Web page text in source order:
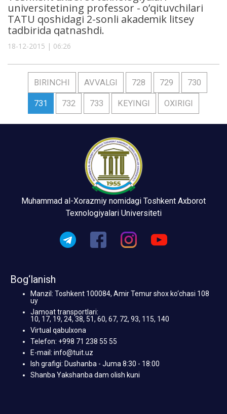
universitetining professor - o’qituvchilari
TATU qoshidagi 2-sonli akademik litsey
tadbirida qatnashdi.
18-12-2015 | 06:26
BIRINCHI AVVALGI 728 729 730
731 732 733 KEYINGI OXIRIGI
Muhammad al-Xorazmiy nomidagi Toshkent Axborot
Texnologiyalari Universiteti
Bog‘lanish
Manzil: Toshkent 100084, Amir Temur shox ko‘chasi 108
uy
Jamoat transportlari:
10, 17, 19, 24, 38, 51, 60, 67, 72, 93, 115, 140
Virtual qabulxona
Telefon: +998 71 238 55 55
E-mail: info@tuit.uz
Ish grafigi: Dushanba - Juma 8:30 - 18:00
Shanba Yakshanba dam olish kuni